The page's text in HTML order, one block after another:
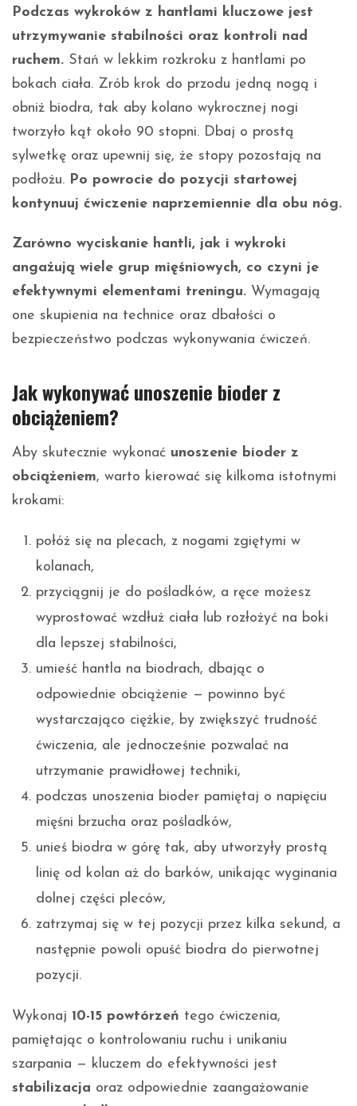
Podczas wykroków z hantlami kluczowe jest
utrzymywanie stabilności oraz kontroli nad
ruchem. Stań w lekkim rozkroku z hantlami po
bokach ciała. Zrób krok do przodu jedną nogą i
obniż biodra, tak aby kolano wykrocznej nogi
tworzyło kąt około 90 stopni. Dbaj o prostą
sylwetkę oraz upewnij się, że stopy pozostają na
podłożu. Po powrocie do pozycji startowej
kontynuuj ćwiczenie naprzemiennie dla obu nóg.
Zarówno wyciskanie hantli, jak i wykroki
angażują wiele grup mięśniowych, co czyni je
efektywnymi elementami treningu. Wymagają
one skupienia na technice oraz dbałości o
bezpieczeństwo podczas wykonywania ćwiczeń.
Jak wykonywać unoszenie bioder z
obciążeniem?
Aby skutecznie wykonać unoszenie bioder z
obciążeniem, warto kierować się kilkoma istotnymi
krokami:
połóż się na plecach, z nogami zgiętymi w
kolanach,
przyciągnij je do pośladków, a ręce możesz
wyprostować wzdłuż ciała lub rozłożyć na boki
dla lepszej stabilności,
umieść hantla na biodrach, dbając o
odpowiednie obciążenie — powinno być
wystarczająco ciężkie, by zwiększyć trudność
ćwiczenia, ale jednocześnie pozwalać na
utrzymanie prawidłowej techniki,
podczas unoszenia bioder pamiętaj o napięciu
mięśni brzucha oraz pośladków,
unieś biodra w górę tak, aby utworzyły prostą
linię od kolan aż do barków, unikając wyginania
dolnej części pleców,
zatrzymaj się w tej pozycji przez kilka sekund, a
następnie powoli opuść biodra do pierwotnej
pozycji.
Wykonaj 10-15 powtórzeń tego ćwiczenia,
pamiętając o kontrolowaniu ruchu i unikaniu
szarpania — kluczem do efektywności jest
stabilizacja oraz odpowiednie zaangażowanie